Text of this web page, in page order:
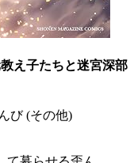
え子たちと迷宮深部
び (その他)